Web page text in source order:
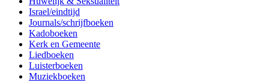
Israel/eindtijd
Journals/schrijfboeken
Kadoboeken
Kerk en Gemeente
Liedboeken
Luisterboeken
Muziekboeken